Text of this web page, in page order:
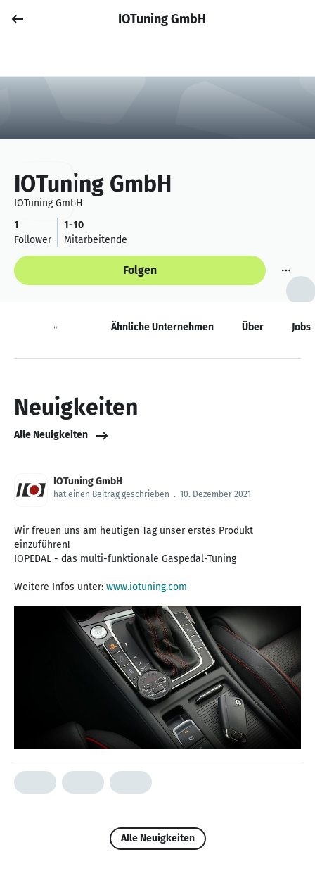
Anmelden
IOTuning GmbH
IOTuning GmbH
IOTuning GmbH
1
Follower
1-10
Mitarbeitende
Folgen
Neuigkeiten Ähnliche Unternehmen Über Jobs
Neuigkeiten
Alle Neuigkeiten
IOTuning GmbH
hat einen Beitrag geschrieben . 10. Dezember 2021
Wir freuen uns am heutigen Tag unser erstes Produkt
einzuführen!
IOPEDAL - das multi-funktionale Gaspedal-Tuning
Weitere Infos unter: www.iotuning.com
Alle Neuigkeiten